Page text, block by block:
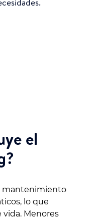
el
mantenimiento
lo que
Menores